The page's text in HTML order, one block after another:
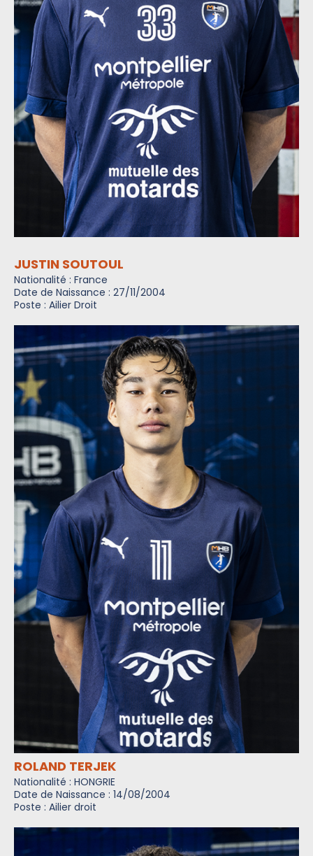
JUSTIN SOUTOUL
Nationalité : France
Date de Naissance : 27/11/2004
Poste : Ailier Droit
ROLAND TERJEK
Nationalité : HONGRIE
Date de Naissance : 14/08/2004
Poste : Ailier droit